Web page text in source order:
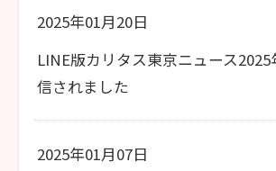
2025年01月20日
LINE版カリタス東京ニュース
信されました
2025年01月07日